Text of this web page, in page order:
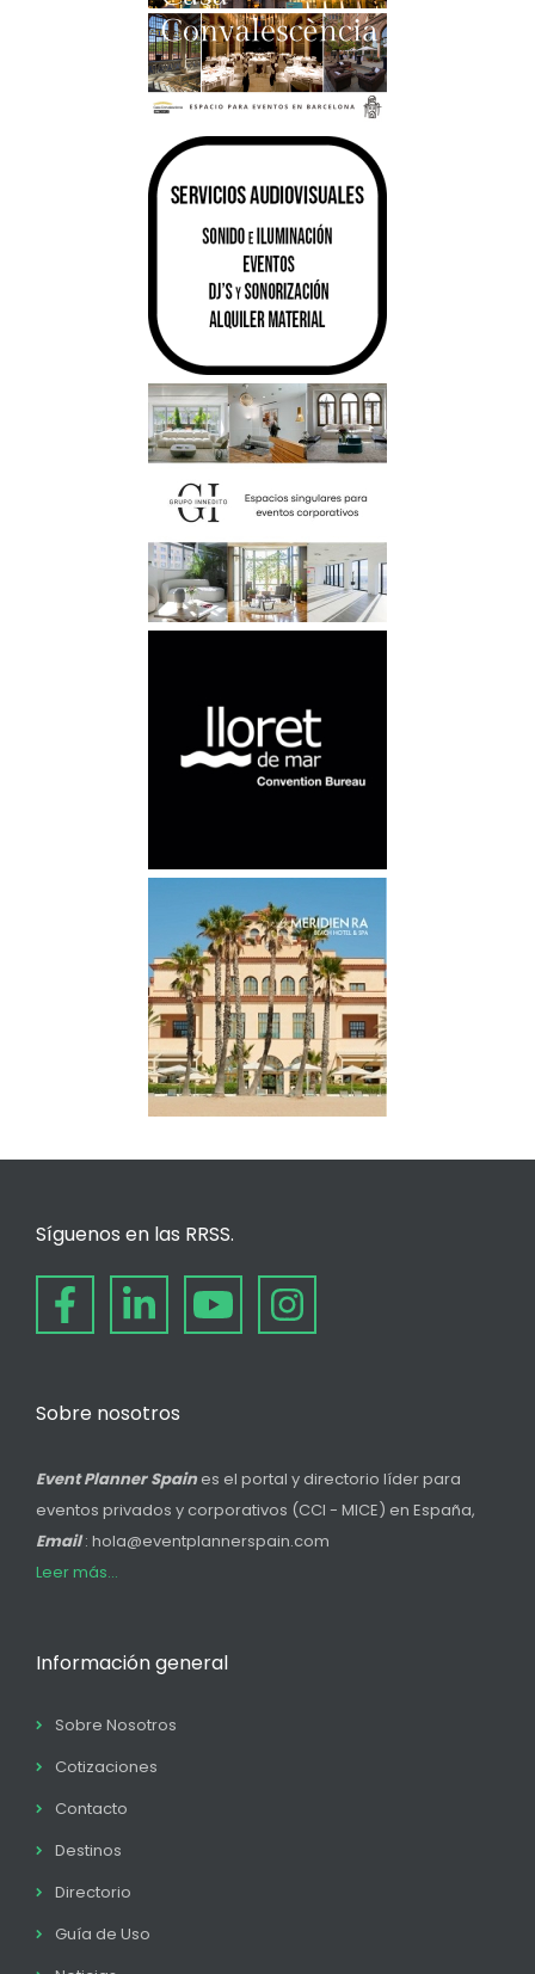
Síguenos en las RRSS.
Sobre nosotros
Event Planner Spain es el portal y directorio líder para
eventos privados y corporativos (CCI - MICE) en España,
Email: hola@eventplannerspain.com
Leer más...
Información general
Sobre Nosotros
Cotizaciones
Contacto
Destinos
Directorio
Guía de Uso